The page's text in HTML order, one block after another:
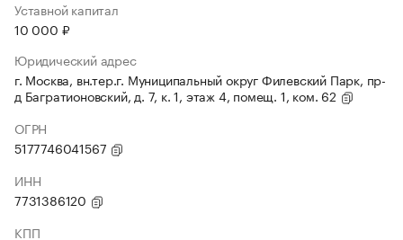
Уставной капитал
10 000 ₽
Юридический адрес
г. Москва, вн.тер.г. Муниципальный округ Филевский Парк, пр-
д Багратионовский, д. 7, к. 1, этаж 4, помещ. 1, ком. 62
ОГРН
5177746041567
ИНН
7731386120
КПП